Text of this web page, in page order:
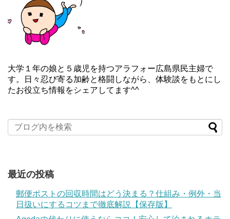
大学１年の娘と５歳児を持つアラフォー広島県民主婦で
す。日々忍び寄る加齢と格闘しながら、体験談をもとにし
たお役立ち情報をシェアしてます^^
最近の投稿
郵便ポストの回収時間はどう決まる？仕組み・例外・当
日扱いにするコツまで徹底解説【保存版】